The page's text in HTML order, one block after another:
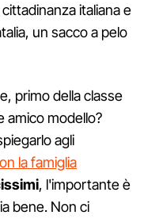
italiana e
un sacco a pelo
primo della classe
amico modello?
agli
la famiglia
, l'importante è
bene. Non ci